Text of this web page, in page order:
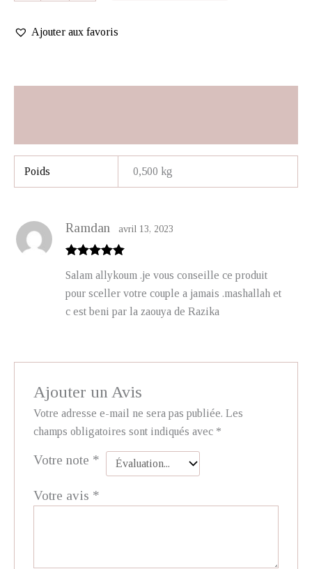
Ajouter aux favoris
Poids 0,500 kg
5
Ramdan avril 13, 2023
Salam allykoum .je vous conseille ce produit
pour sceller votre couple a jamais .mashallah et
c est beni par la zaouya de Razika
Ajouter un Avis
Votre adresse e-mail ne sera pas publiée. Les
champs obligatoires sont indiqués avec *
Votre note *
Votre avis *